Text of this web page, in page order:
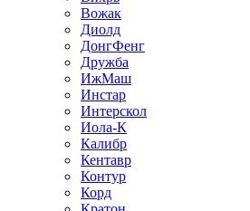
Вожак
Диолд
ДонгФенг
Дружба
ИжМаш
Инстар
Интерскол
Иола-К
Калибр
Кентавр
Контур
Корд